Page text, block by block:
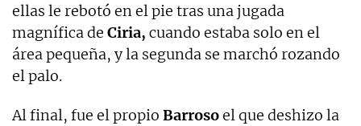
ellas le rebotó en el pie tras una jugada
magnífica de Ciria, cuando estaba solo en el
área pequeña, y la segunda se marchó rozando
el palo.
Al final, fue el propio Barrosoel que deshizo la